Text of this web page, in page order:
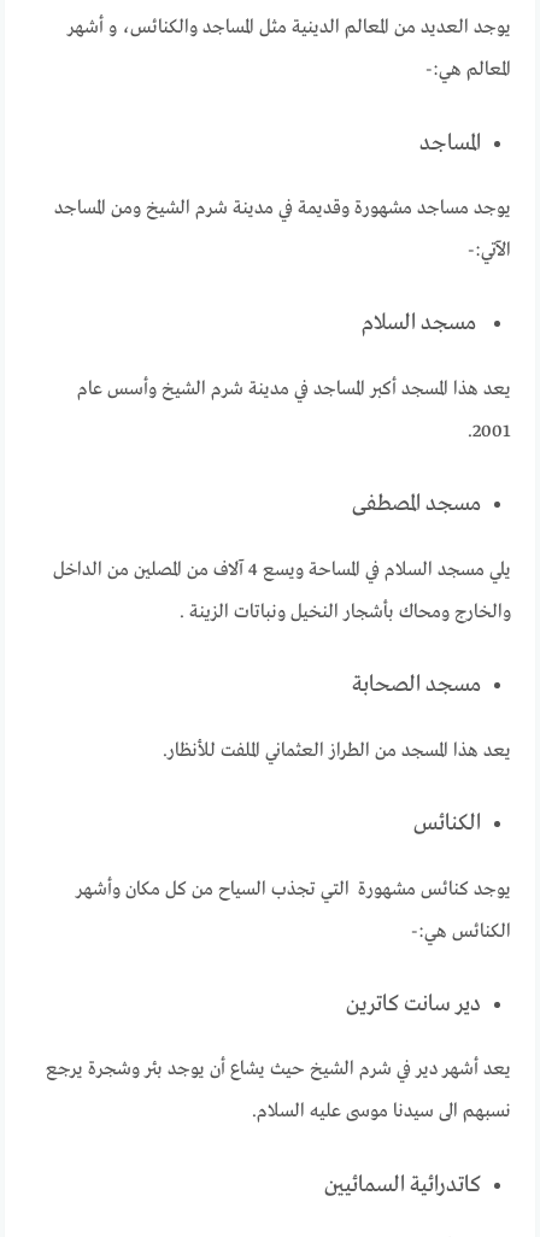
يوجد العديد من المعالم الدينية مثل المساجد والكنائس، و أشهر
المعالم هي:-
المساجد
يوجد مساجد مشهورة وقديمة في مدينة شرم الشيخ ومن المساجد
الآتي:-
مسجد السلام
يعد هذا المسجد أكبر المساجد في مدينة شرم الشيخ وأسس عام
2001.
مسجد المصطفى
يلي مسجد السلام في المساحة ويسع 4 آلاف من المصلين من الداخل
والخارج ومحاك بأشجار النخيل ونباتات الزينة .
مسجد الصحابة
يعد هذا المسجد من الطراز العثماني الملفت للأنظار.
الكنائس
يوجد كنائس مشهورة التي تجذب السياح من كل مكان وأشهر
الكنائس هي:-
دير سانت كاترين
يعد أشهر دير في شرم الشيخ حيث يشاع أن يوجد بئر وشجرة يرجع
نسبهم الى سيدنا موسى عليه السلام.
كاتدرائية السمائيين